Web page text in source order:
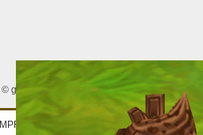
© gamigo AG 2005 - 2026. Tous droits réservés.
IMPRINT DÉCLARATION DE